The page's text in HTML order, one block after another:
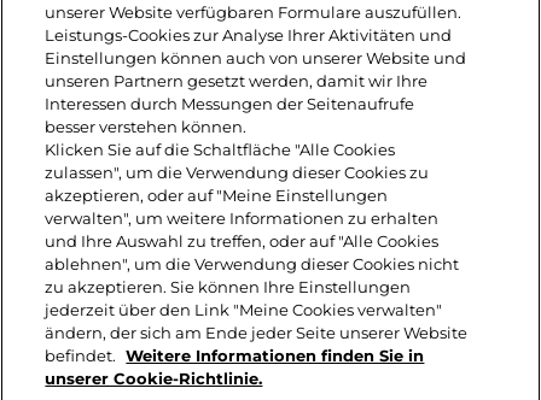
Pfeffer abschmecken und 2 EL
gehacktes Koriandergrün unterheben.
Körner-Toastscheiben rösten, damit
bestreichen, diagonal halbieren und
mit Leerdammer® Feine
Scheiben zart-würzig belegen. Mit
Korianderblättchen garnieren.
unserer Website verfügbaren Formulare auszufüllen.
Leistungs-Cookies zur Analyse Ihrer Aktivitäten und
Einstellungen können auch von unserer Website und
unseren Partnern gesetzt werden, damit wir Ihre
Interessen durch Messungen der Seitenaufrufe
besser verstehen können.
Klicken Sie auf die Schaltfläche "Alle Cookies
zulassen", um die Verwendung dieser Cookies zu
akzeptieren, oder auf "Meine Einstellungen
verwalten", um weitere Informationen zu erhalten
und Ihre Auswahl zu treffen, oder auf "Alle Cookies
ablehnen", um die Verwendung dieser Cookies nicht
zu akzeptieren. Sie können Ihre Einstellungen
jederzeit über den Link "Meine Cookies verwalten"
ändern, der sich am Ende jeder Seite unserer Website
befindet. Weitere Informationen finden Sie in
unserer Cookie-Richtlinie.